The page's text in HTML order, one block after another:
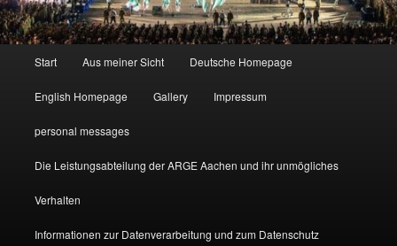
Start Aus meiner Sicht Deutsche Homepage
English Homepage Gallery Impressum
personal messages
Die Leistungsabteilung der ARGE Aachen und ihr unmögliches
Verhalten
Informationen zur Datenverarbeitung und zum Datenschutz